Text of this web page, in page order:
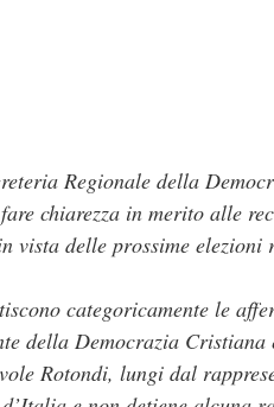
Regionale della
chiarezza in merito alle
vista delle prossime elezioni
categoricamente le
della Democrazia
Rotondi, lungi dal